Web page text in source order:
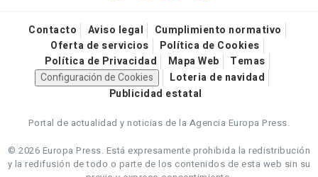
Contacto Aviso legal
Cumplimiento normativo
Oferta de servicios
Política de Cookies
Política de Privacidad
Mapa Web
Temas
Configuración de Cookies
Loteria de navidad
Publicidad estatal
Portal de actualidad y noticias de la Agencia Europa Press.
© 2026 Europa Press. Está expresamente prohibida la redistribución
y la redifusión de todo o parte de los contenidos de esta web sin su